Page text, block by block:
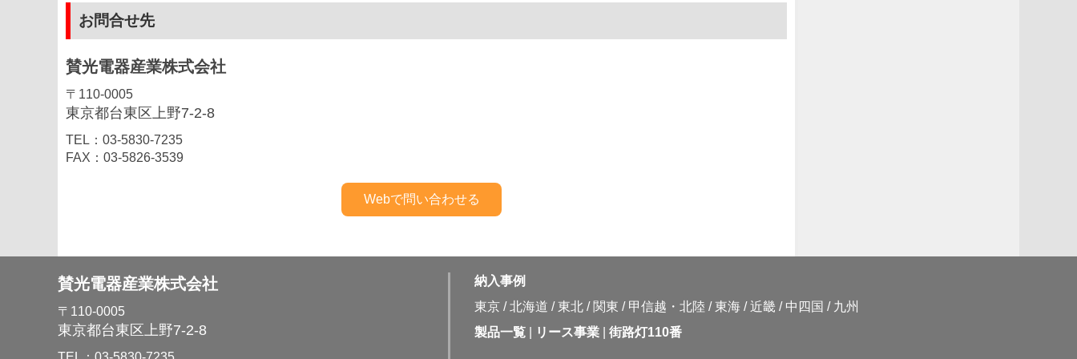
お問合せ先
賛光電器産業株式会社
〒110-0005
東京都台東区上野7-2-8
TEL：03-5830-7235
FAX：03-5826-3539
賛光電器産業株式会社
〒110-0005
東京都台東区上野7-2-8
納入事例
東京 /北海道 /東北 / 関東 / 甲信越・北陸 /東海 /近畿 / 中四国 / 九州
製品一覧
リース事業 街路灯110番